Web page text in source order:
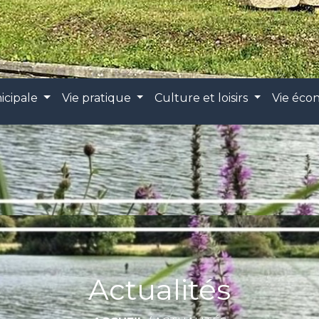
Vie pratique Culture et loisirs Vie
Actualités